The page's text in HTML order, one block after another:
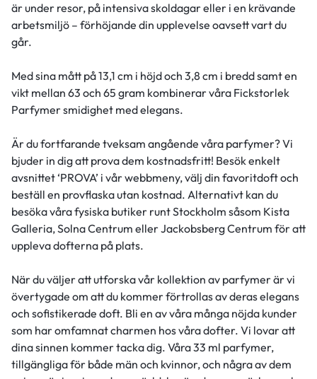
är under resor, på intensiva skoldagar eller i en krävande
arbetsmiljö – förhöjande din upplevelse oavsett vart du
går.
Med sina mått på 13,1 cm i höjd och 3,8 cm i bredd samt en
vikt mellan 63 och 65 gram kombinerar våra Fickstorlek
Parfymer smidighet med elegans.
Är du fortfarande tveksam angående våra parfymer? Vi
bjuder in dig att prova dem kostnadsfritt! Besök enkelt
avsnittet ‘PROVA’ i vår webbmeny, välj din favoritdoft och
beställ en provflaska utan kostnad. Alternativt kan du
besöka våra fysiska butiker runt Stockholm såsom Kista
Galleria, Solna Centrum eller Jackobsberg Centrum för att
uppleva dofterna på plats.
När du väljer att utforska vår kollektion av parfymer är vi
övertygade om att du kommer förtrollas av deras elegans
och sofistikerade doft. Bli en av våra många nöjda kunder
som har omfamnat charmen hos våra dofter. Vi lovar att
dina sinnen kommer tacka dig. Våra 33 ml parfymer,
tillgängliga för både män och kvinnor, och några av dem